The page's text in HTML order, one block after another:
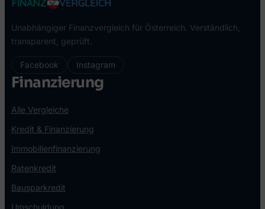
Unabhängiger Finanzvergleich für Österreich. Verständlich,
transparent, geprüft.
Facebook Instagram
Finanzierung
Alle Vergleiche
Kredit & Finanzierung
Immobilienfinanzierung
Ratenkredit
Bausparkredit
Umschuldung